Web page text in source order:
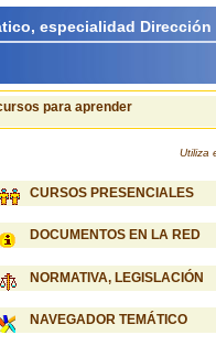
especialidad
para aprender
Utiliza
CURSOS PRESENCIALES
DOCUMENTOS EN LA RED
NORMATIVA, LEGISLACIÓN
NAVEGADOR TEMÁTICO